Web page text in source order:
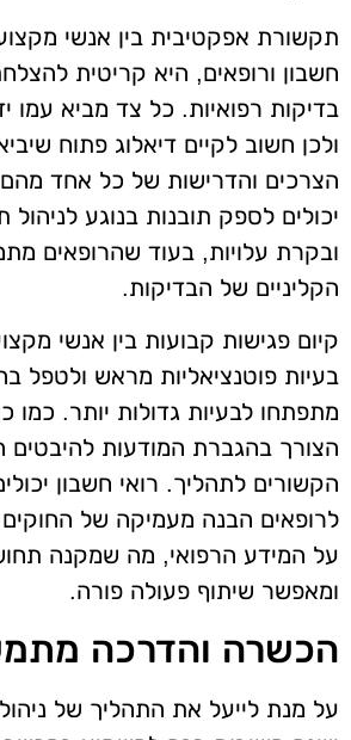
תקשורת אפקטיבית בין אנשי
חשבון ורופאים, היא קריטית
בדיקות רפואיות. כל צד מביא עמו ידע
ולכן חשוב לקיים דיאלוג פתוח
הצרכים והדרישות של כל אחד
יכולים לספק תובנות בנוגע
ובקרת עלויות, בעוד שהרופאים
הקליניים של הבדיקות.
קיום פגישות קבועות בין אנשי
בעיות פוטנציאליות מראש ולטפל
מתפתחו לבעיות גדולות יותר. כמו
הצורך בהגברת המודעות להיבטים
הקשורים לתהליך. רואי חשבון
לרופאים הבנה מעמיקה של החוקים
על המידע הרפואי, מה שמקנה
ומאפשר שיתוף פעולה פורה.
הכשרה והדרכה
על מנת לייעל את התהליך של